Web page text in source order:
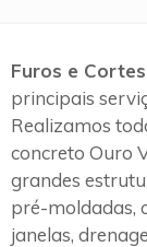
Furos e
principais
Realizamos
concreto Ouro
grandes
pré-moldadas,
janelas,